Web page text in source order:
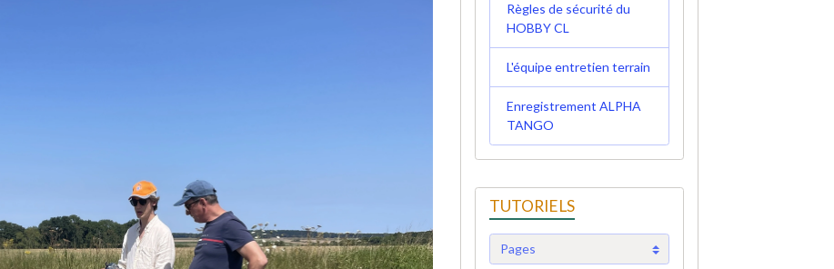
Règles de sécurité du
HOBBY CL
L'équipe entretien terrain
Enregistrement ALPHA
TANGO
TUTORIELS